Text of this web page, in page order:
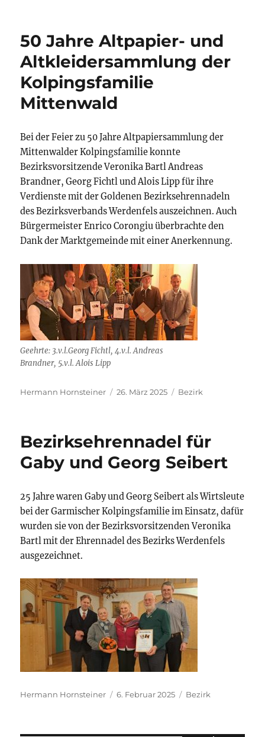
50 Jahre Altpapier- und
Altkleidersammlung der
Kolpingsfamilie
Mittenwald
Bei der Feier zu 50 Jahre Altpapiersammlung der
Mittenwalder Kolpingsfamilie konnte
Bezirksvorsitzende Veronika Bartl Andreas
Brandner, Georg Fichtl und Alois Lipp für ihre
Verdienste mit der Goldenen Bezirksehrennadeln
des Bezirksverbands Werdenfels auszeichnen. Auch
Bürgermeister Enrico Corongiu überbrachte den
Dank der Marktgemeinde mit einer Anerkennung.
Geehrte: 3.v.l.Georg Fichtl, 4.v.l. Andreas
Brandner, 5.v.l. Alois Lipp
Autor
Hermann Hornsteiner
Veröffentlicht
26. März 2025 Kategorien
Bezirk
Bezirksehrennadel für
Gaby und Georg Seibert
25 Jahre waren Gaby und Georg Seibert als Wirtsleute
bei der Garmischer Kolpingsfamilie im Einsatz, dafür
wurden sie von der Bezirksvorsitzenden Veronika
Bartl mit der Ehrennadel des Bezirks Werdenfels
ausgezeichnet.
Autor
Hermann Hornsteiner
Veröffentlicht
6. Februar 2025 Kategorien
Bezirk